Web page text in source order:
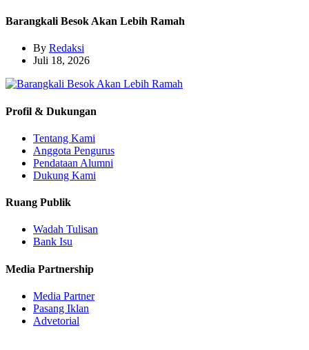
Barangkali Besok Akan Lebih Ramah
By Redaksi
Juli 18, 2026
Profil & Dukungan
Tentang Kami
Anggota Pengurus
Pendataan Alumni
Dukung Kami
Ruang Publik
Wadah Tulisan
Bank Isu
Media Partnership
Media Partner
Pasang Iklan
Advetorial